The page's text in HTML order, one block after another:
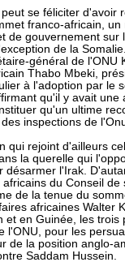
se féliciter d'avoir
franco-africain,
de gouvernement
de la
général de l'ONU
Thabo Mbeki,
à l'adoption par le
qu'il y avait
qu'un ultime
inspections de
qui rejoint d'ailleurs
la querelle qui
l'Irak.
du Conseil
de la tenue du
africaines Walter
et en Guinée, les
l'ONU, pour les
de la position anglo-
Saddam Hussein.